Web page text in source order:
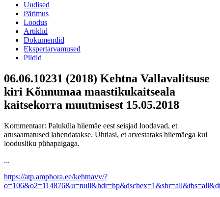
Uudised
Pärimus
Loodus
Artiklid
Dokumendid
Ekspertarvamused
Pildid
06.06.10231 (2018) Kehtna Vallavalitsuse
kiri Kõnnumaa maastikukaitseala
kaitsekorra muutmisest 15.05.2018
Kommentaar: Paluküla hiiemäe eest seisjad loodavad, et
arusaamatused lahendatakse. Ühtlasi, et arvestataks hiiemäega kui
loodusliku pühapaigaga.
...
https://atp.amphora.ee/kehtnavv/?